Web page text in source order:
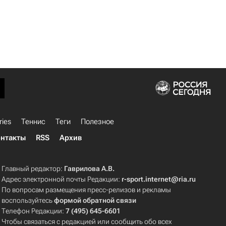
Теннис Теги
Полезное
RSS Архив
Главный редактор: Гаврилова А.В.
Адрес электронной почты Редакции: r-sport.internet@ria.ru
По вопросам размещения пресс-релизов и рекламы
воспользуйтесьформой обратной связи
Телефон Редакции:7 (495) 645-6601
Чтобы связаться с редакцией или сообщить обо всех